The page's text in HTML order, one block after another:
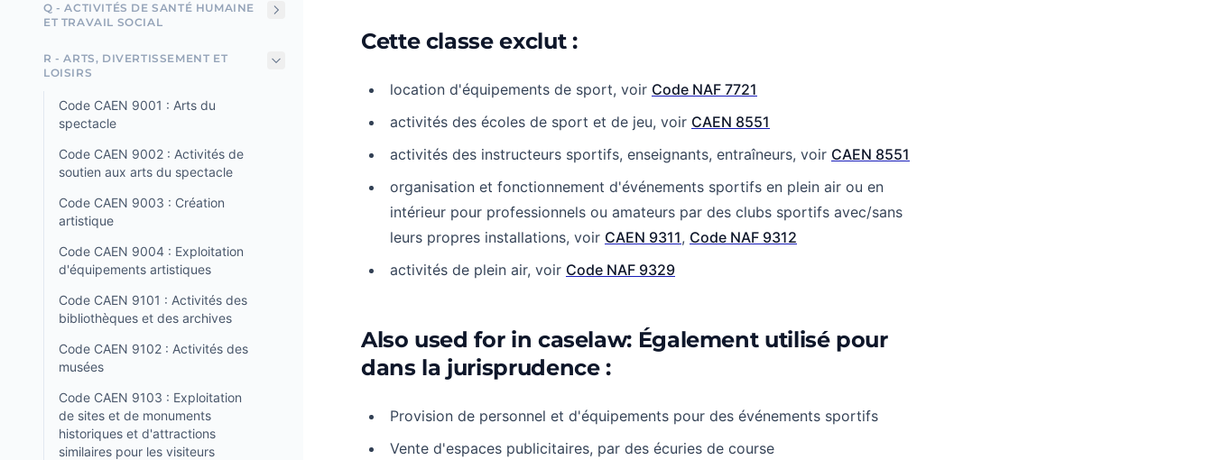
Q - ACTIVITÉS DE SANTÉ HUMAINE
ET TRAVAIL SOCIAL
R - ARTS, DIVERTISSEMENT ET
LOISIRS
Code CAEN 9001 : Arts du
spectacle
Code CAEN 9002 : Activités de
soutien aux arts du spectacle
Code CAEN 9003 : Création
artistique
Code CAEN 9004 : Exploitation
d'équipements artistiques
Code CAEN 9101 : Activités des
bibliothèques et des archives
Code CAEN 9102 : Activités des
musées
Code CAEN 9103 : Exploitation
de sites et de monuments
historiques et d'attractions
similaires pour les visiteurs
Cette classe exclut :
location d'équipements de sport, voir Code NAF 7721
activités des écoles de sport et de jeu, voir CAEN 8551
activités des instructeurs sportifs, enseignants, entraîneurs, voir CAEN 8551
organisation et fonctionnement d'événements sportifs en plein air ou en
intérieur pour professionnels ou amateurs par des clubs sportifs avec/sans
leurs propres installations, voir CAEN 9311, Code NAF 9312
activités de plein air, voir Code NAF 9329
Also used for in caselaw: Également utilisé pour
dans la jurisprudence :
Provision de personnel et d'équipements pour des événements sportifs
Vente d'espaces publicitaires, par des écuries de course